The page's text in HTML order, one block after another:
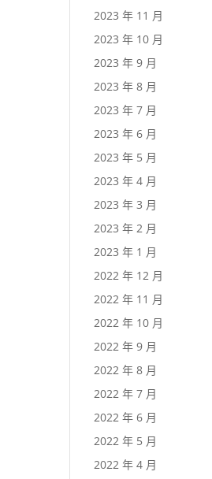
2023 年 11 月
2023 年 10 月
2023 年 9 月
2023 年 8 月
2023 年 7 月
2023 年 6 月
2023 年 5 月
2023 年 4 月
2023 年 3 月
2023 年 2 月
2023 年 1 月
2022 年 12 月
2022 年 11 月
2022 年 10 月
2022 年 9 月
2022 年 8 月
2022 年 7 月
2022 年 6 月
2022 年 5 月
2022 年 4 月